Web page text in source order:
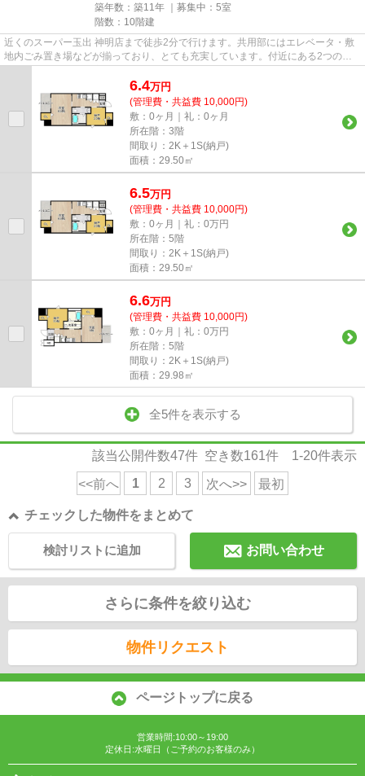
築年数：築11年 ｜募集中： 5室
階数：10階建
近くのスーパー玉出 神明店まで徒歩2分で行けます。共用部にはエレベータ・敷
地内ごみ置き場などが揃っており、とても充実しています。付近にある2つの駅
6.4万円
(管理費・共益費 10,000円)
敷：0ヶ月｜礼：0ヶ月
所在階：3階
間取り：2K＋1S(納戸)
面積：29.50㎡
6.5万円
(管理費・共益費 10,000円)
敷：0ヶ月｜礼：0万円
所在階：5階
間取り：2K＋1S(納戸)
面積：29.50㎡
6.6万円
(管理費・共益費 10,000円)
敷：0ヶ月｜礼：0万円
所在階：5階
間取り：2K＋1S(納戸)
面積：29.98㎡
全5件を表示する
該当公開件数47件 空き数161件 1-20件表示
<<前へ 1 2 3 次へ>> 最初
チェックした物件をまとめて
お問い合わせ
検討リストに追加
さらに条件を絞り込む
物件リクエスト
ページトップに戻る
営業時間:10:00～19:00
定休日:水曜日（ご予約のお客様のみ）